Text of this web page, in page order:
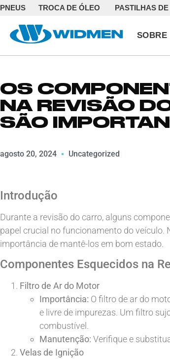
PNEUS TROCA DE ÓLEO PASTILHAS
SOBRE
OS
NA REVISÃO
SÃO
agosto 20, 2024 Uncategorized
Introdução
Durante a revisão do carro, alguns
papel crucial no funcionamento do veículo.
importância de mantê-los em bom estado.
Componentes Esquecidos na
Filtro de Ar do Motor
Importância: O filtro de ar do
e livre de impurezas. Um filtro
combustível.
Manutenção: Verifique e
Velas de Ignição